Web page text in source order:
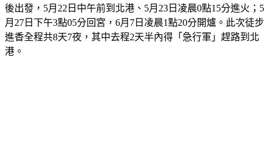
後出發，5月22日中午前到北港、5月23日凌晨0點15分進火；5
月27日下午3點05分回宮，6月7日凌晨1點20分開爐。此次徒步
進香全程共8天7夜，其中去程2天半內得「急行軍」趕路到北
港。